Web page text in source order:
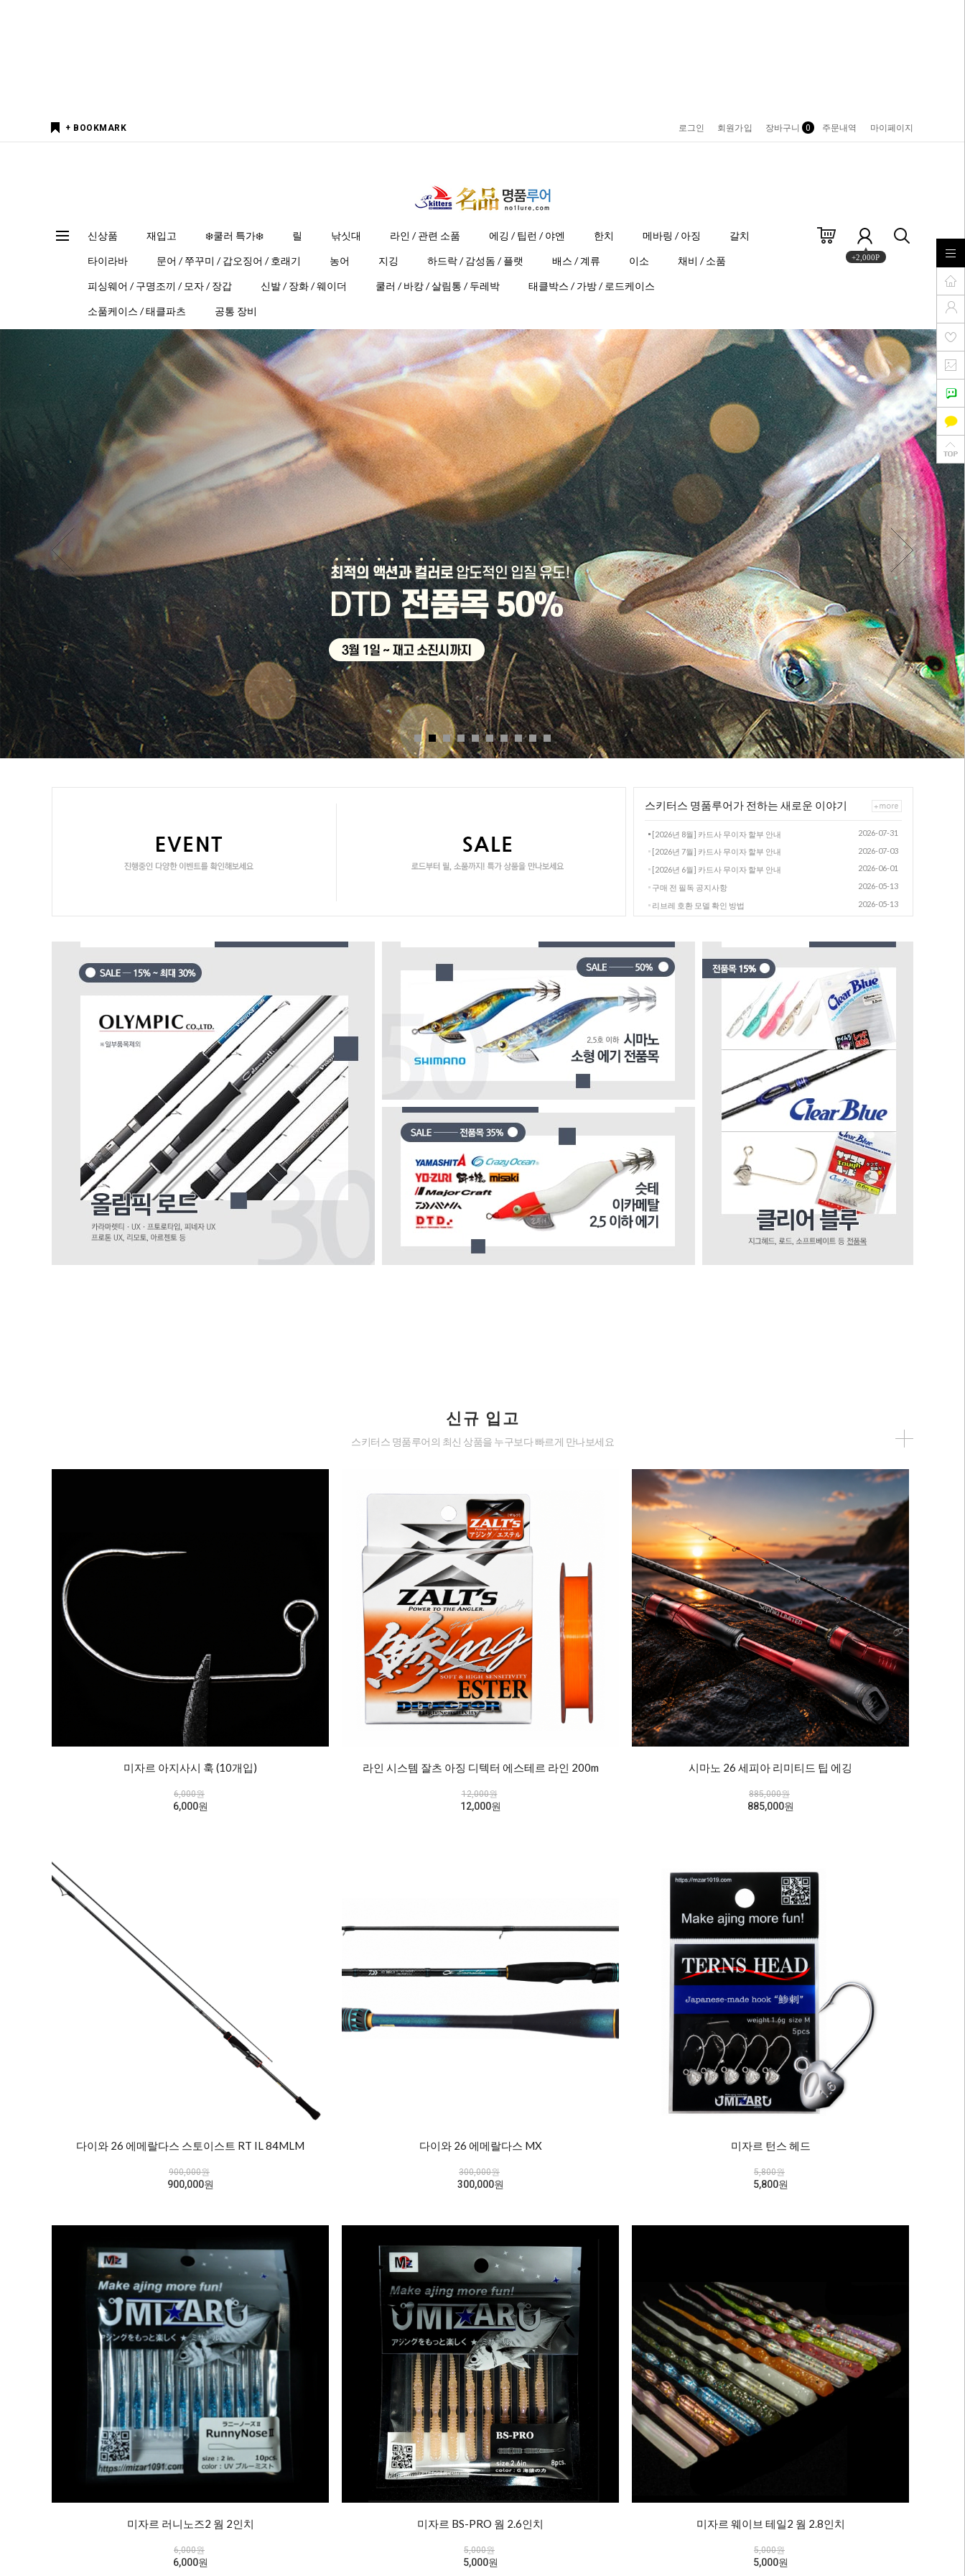
+ BOOKMARK 로그인 회원가입 장바구니 0 주문내역 마이페이지
신상품 재입고 ❄️쿨러 특가❄️ 릴 낚싯대 라인 / 관련 소품 에깅 / 팁런 / 야엔 한치 메바링 / 아징 갈치
타이라바 문어 / 쭈꾸미 / 갑오징어 / 호래기 농어 지깅 하드락 / 감성돔 / 플랫 배스 / 계류 이소 채비 / 소품
피싱웨어 / 구명조끼 / 모자 / 장갑 신발 / 장화 / 웨이더 쿨러 / 바캉 / 살림통 / 두레박 태클박스 / 가방 / 로드케이스
소품케이스 / 태클파츠 공통 장비
+2,000P
스키터스 명품루어가 전하는 새로운 이야기
[2026년 8월] 카드사 무이자 할부 안내 2026-07-31
[2026년 7월] 카드사 무이자 할부 안내 2026-07-03
[2026년 6월] 카드사 무이자 할부 안내 2026-06-01
구매 전 필독 공지사항 2026-05-13
리브레 호환 모델 확인 방법 2026-05-13
신규 입고
스키터스 명품루어의 최신 상품을 누구보다 빠르게 만나보세요
미자르 아지사시 훅 (10개입)
6,000원
6,000원
라인 시스템 잘츠 아징 디텍터 에스테르 라인 200m
12,000원
12,000원
시마노 26 세피아 리미티드 팁 에깅
885,000원
885,000원
다이와 26 에메랄다스 스토이스트 RT IL 84MLM
900,000원
900,000원
다이와 26 에메랄다스 MX
300,000원
300,000원
미자르 턴스 헤드
5,800원
5,800원
미자르 러니노즈2 웜 2인치
6,000원
6,000원
미자르 BS-PRO 웜 2.6인치
5,000원
5,000원
미자르 웨이브 테일2 웜 2.8인치
5,000원
5,000원